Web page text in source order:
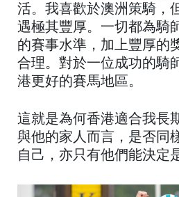
活。我喜歡於澳洲策騎，
遇極其豐厚。一切都為騎
的賽事水準，加上豐厚的
合理。對於一位成功的騎
港更好的賽馬地區。
這就是為何香港適合我長
與他的家人而言，是否同
自己，亦只有他們能決定